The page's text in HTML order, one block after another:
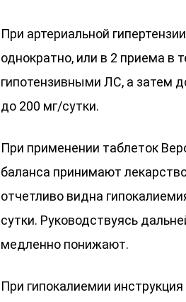
При артериальной
однократно, или в 2 приема в
гипотензивными ЛС, а затем
до 200 мг/сутки.
При применении таблеток
баланса принимают
отчетливо видна
сутки. Руководствуясь
медленно понижают.
При гипокалиемии